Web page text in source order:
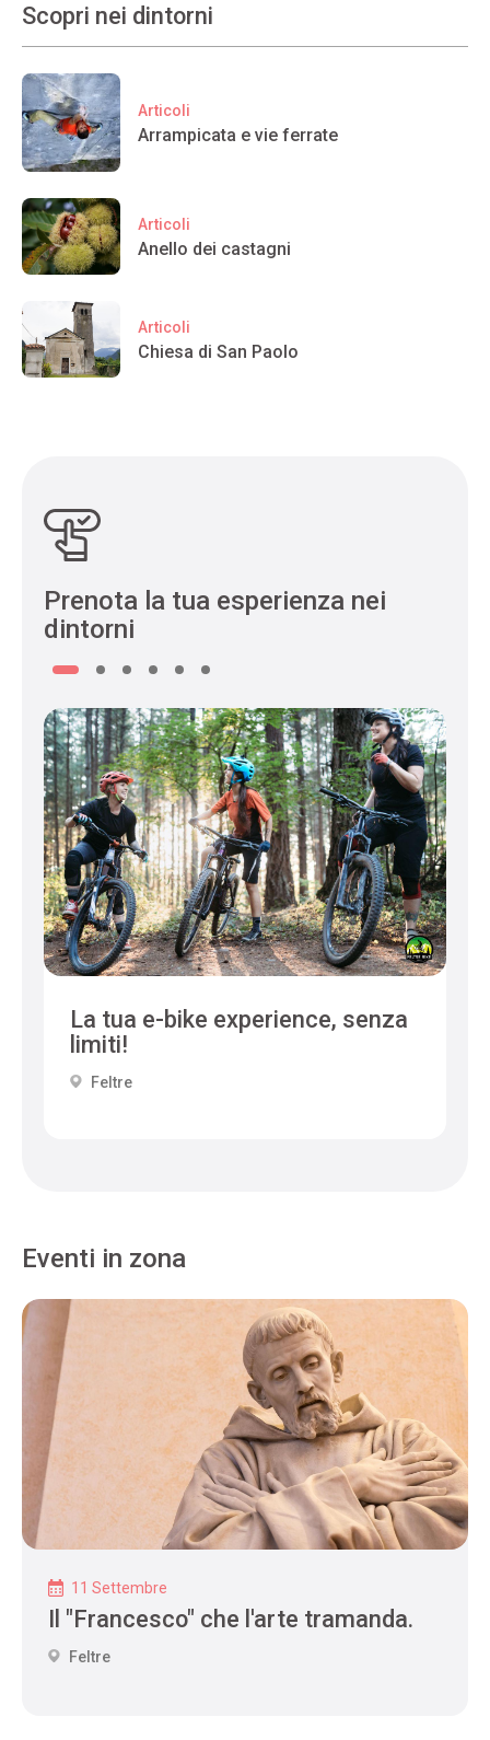
Scopri nei dintorni
Articoli
Arrampicata e vie ferrate
Articoli
Anello dei castagni
Articoli
Chiesa di San Paolo
Prenota la tua esperienza nei
dintorni
La tua e-bike experience, senza
limiti!
Feltre
Eventi in zona
11 Settembre
Il "Francesco" che l'arte tramanda.
Feltre